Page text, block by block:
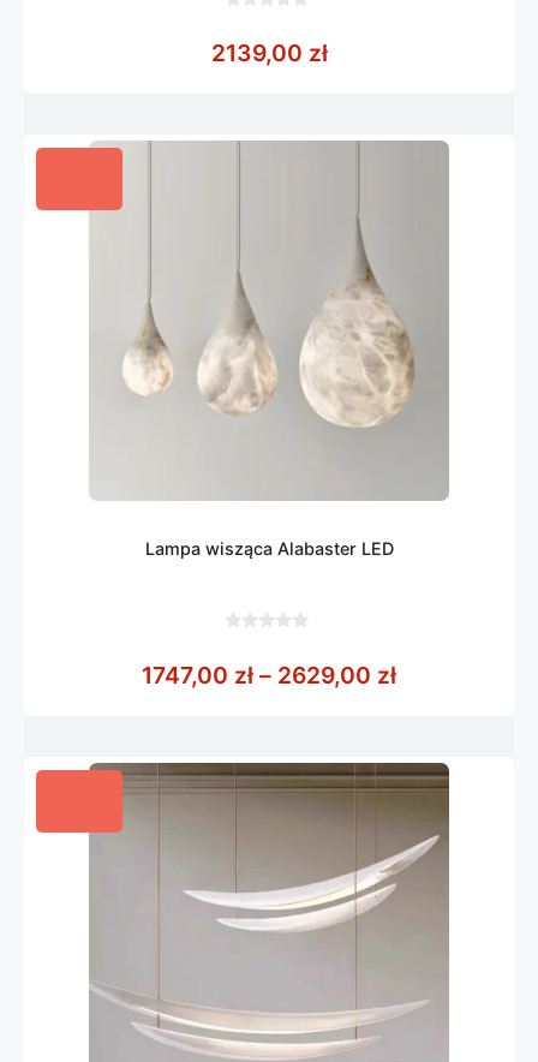
5
2139,00 zł
Lampa wisząca Alabaster LED
5
1747,00 zł – 2629,00 złZakres cen: